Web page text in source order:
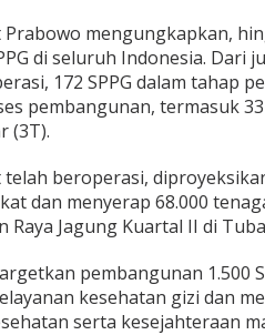
Prabowo mengungkapkan,
di seluruh Indonesia. Dari
172 SPPG dalam tahap
pembangunan, termasuk 33
(3T).
telah beroperasi,
dan menyerap 68.000
Jagung Kuartal II di
pembangunan 1.500
kesehatan gizi dan
serta kesejahteraan